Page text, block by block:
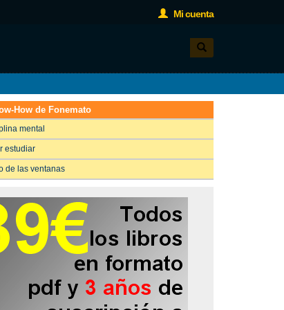
Mi cuenta
How de Fonemato
mental
estudiar
de las ventanas